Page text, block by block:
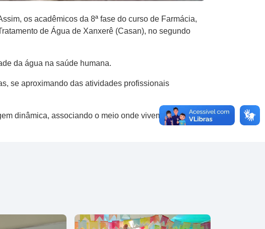
os acadêmicos da 8ª fase do curso de Farmácia,
de Água de Xanxerê (Casan), no segundo
da água na saúde humana.
se aproximando das atividades profissionais
dinâmica, associando o meio onde vivemos e suas